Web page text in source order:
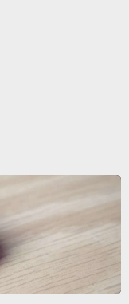
DIGITAL CAMERA